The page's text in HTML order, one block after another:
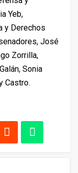
Yeb,
y Derechos
José
Zorrilla,
Sonia
Castro.